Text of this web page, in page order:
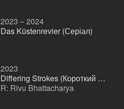
2023 – 2024
Das Küstenrevier (Серіал)
2023
Differing Strokes (Короткий фільм)
R: Rivu Bhattacharya